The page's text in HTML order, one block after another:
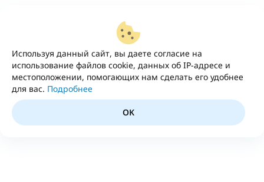
Используя данный сайт, вы даете согласие на
использование файлов cookie, данных об IP-адресе и
местоположении, помогающих нам сделать его удобнее
для вас. Подробнее
OK